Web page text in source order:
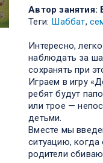
Автор занятия:
Теги: Шаббат,
Интересно,
наблюдать за
сохранять при
​Играем в игру
ребят будут
или трое —
детьми.
Вместе мы
ситуацию, когда
родители